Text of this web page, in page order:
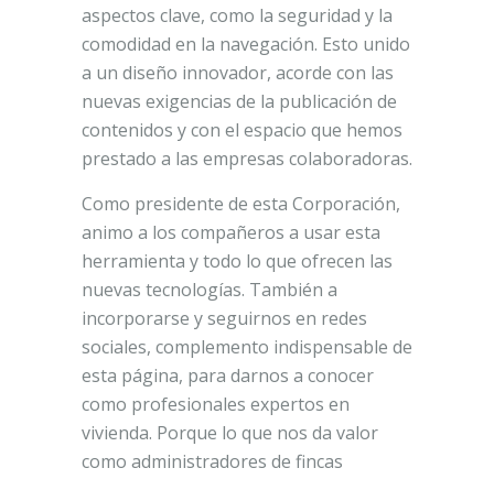
aspectos clave, como la seguridad y la
comodidad en la navegación. Esto unido
a un diseño innovador, acorde con las
nuevas exigencias de la publicación de
contenidos y con el espacio que hemos
prestado a las empresas colaboradoras.
Como presidente de esta Corporación,
animo a los compañeros a usar esta
herramienta y todo lo que ofrecen las
nuevas tecnologías. También a
incorporarse y seguirnos en redes
sociales, complemento indispensable de
esta página, para darnos a conocer
como profesionales expertos en
vivienda. Porque lo que nos da valor
como administradores de fincas